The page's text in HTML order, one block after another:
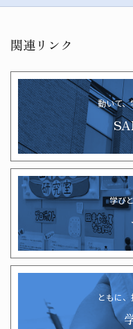
関連リンク
動いて
学び
ともに